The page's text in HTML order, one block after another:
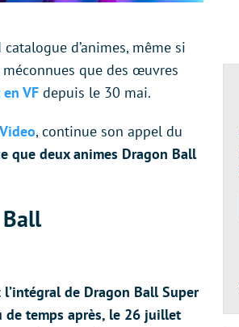
d’animes, même si
que des œuvres
VF depuis le 30 mai.
, continue son appel du
que deux animes Dragon Ball
l’intégral de Dragon Ball Super
de temps après, le 26 juillet